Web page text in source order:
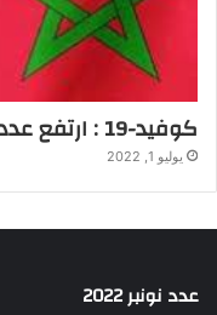
كوفيد-19 : ارتفع عدد حالات الإصابة
يوليو 1, 2022
عدد نونبر 2022